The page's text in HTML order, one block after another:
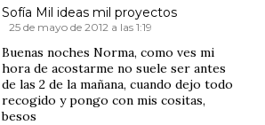
Sofía Mil ideas mil proyectos
25 de mayo de 2012 a las 1:19
Buenas noches Norma, como ves mi
hora de acostarme no suele ser antes
de las 2 de la mañana, cuando dejo todo
recogido y pongo con mis cositas,
besos